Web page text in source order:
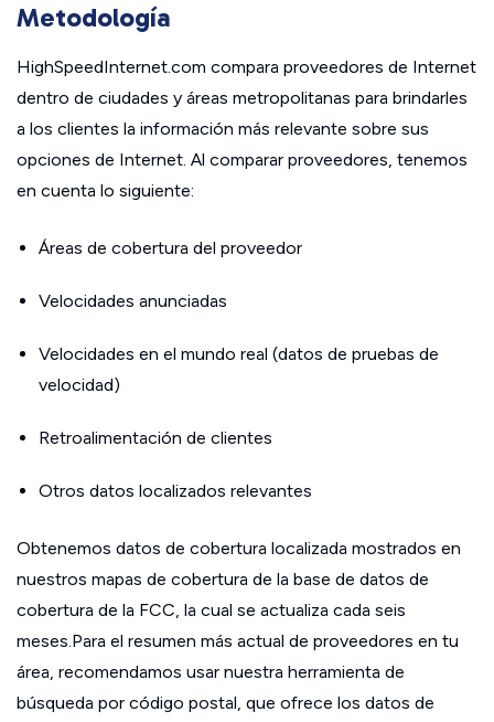
Metodología
HighSpeedInternet.com compara proveedores de Internet
dentro de ciudades y áreas metropolitanas para brindarles
a los clientes la información más relevante sobre sus
opciones de Internet. Al comparar proveedores, tenemos
en cuenta lo siguiente:
Áreas de cobertura del proveedor
Velocidades anunciadas
Velocidades en el mundo real (datos de pruebas de
velocidad)
Retroalimentación de clientes
Otros datos localizados relevantes
Obtenemos datos de cobertura localizada mostrados en
nuestros mapas de cobertura de la base de datos de
cobertura de la FCC, la cual se actualiza cada seis
meses.Para el resumen más actual de proveedores en tu
área, recomendamos usar nuestra herramienta de
búsqueda por código postal, que ofrece los datos de